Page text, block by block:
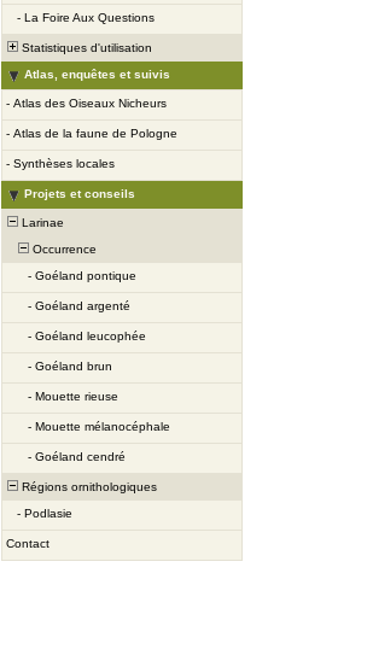
- La Foire Aux Questions
Statistiques d'utilisation
Atlas, enquêtes et suivis
- Atlas des Oiseaux Nicheurs
- Atlas de la faune de Pologne
- Synthèses locales
Projets et conseils
Larinae
Occurrence
- Goéland pontique
- Goéland argenté
- Goéland leucophée
- Goéland brun
- Mouette rieuse
- Mouette mélanocéphale
- Goéland cendré
Régions ornithologiques
- Podlasie
Contact